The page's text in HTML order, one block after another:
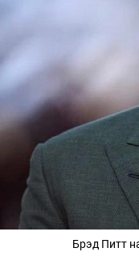
Брэд Питт